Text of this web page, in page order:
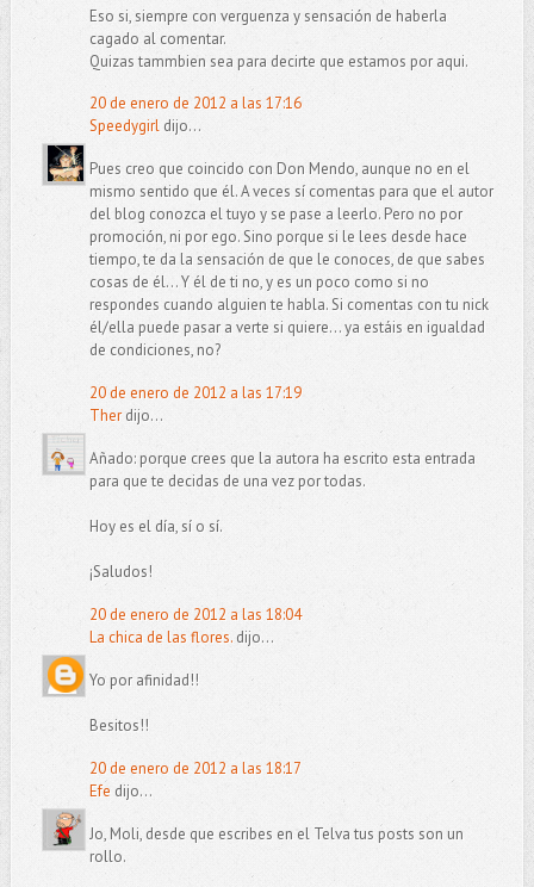
Eso si, siempre con verguenza y sensación de haberla
cagado al comentar.
Quizas tammbien sea para decirte que estamos por aqui.
20 de enero de 2012 a las 17:16
Speedygirldijo...
Pues creo que coincido con Don Mendo, aunque no en el
mismo sentido que él. A veces sí comentas para que el autor
del blog conozca el tuyo y se pase a leerlo. Pero no por
promoción, ni por ego. Sino porque si le lees desde hace
tiempo, te da la sensación de que le conoces, de que sabes
cosas de él... Y él de ti no, y es un poco como si no
respondes cuando alguien te habla. Si comentas con tu nick
él/ella puede pasar a verte si quiere... ya estáis en igualdad
de condiciones, no?
20 de enero de 2012 a las 17:19
Therdijo...
Añado: porque crees que la autora ha escrito esta entrada
para que te decidas de una vez por todas.
Hoy es el día, sí o sí.
¡Saludos!
20 de enero de 2012 a las 18:04
La chica de las flores.dijo...
Yo por afinidad!!
Besitos!!
20 de enero de 2012 a las 18:17
Efe dijo...
Jo, Moli, desde que escribes en el Telva tus posts son un
rollo.